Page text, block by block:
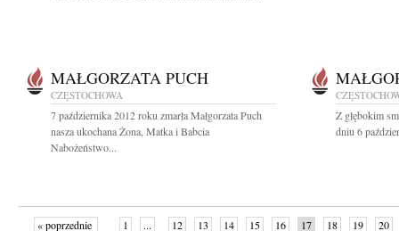
MAŁGORZATA PUCH
CZĘSTOCHOWA
7 października 2012 roku zmarła Małgorzata Puch
nasza ukochana Żona, Matka i Babcia
Nabożeństwo...
Z głębokim
dniu 6
« poprzednie 1 ... 12 13 14 15 16 17 18 19 20